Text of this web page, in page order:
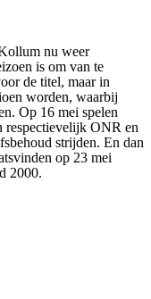
nu weer
is om van te
de titel, maar in
worden, waarbij
Op 16 mei spelen
respectievelijk ONR en
strijden. En dan
op 23 mei
2000.